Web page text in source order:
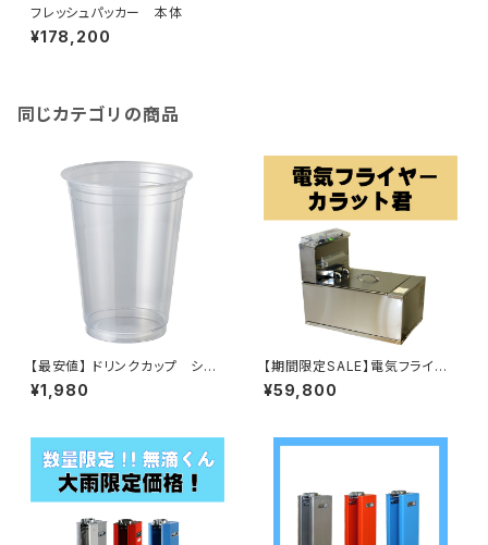
フレッシュパッカー 本体
¥178,200
同じカテゴリの商品
【最安値】 ドリンクカップ シー
ラー対応 炭酸・タピオカフィル
ムＯＫ ＰＰ素材 １００個入り
¥1,980
【期間限定SALE】電気フライヤ
ー カラット君 本体
¥59,800